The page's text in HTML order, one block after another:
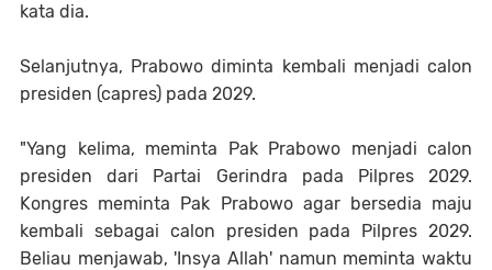
kata dia.
Selanjutnya, Prabowo diminta kembali menjadi calon
presiden (capres) pada 2029.
"Yang kelima, meminta Pak Prabowo menjadi calon
presiden dari Partai Gerindra pada Pilpres 2029.
Kongres meminta Pak Prabowo agar bersedia maju
kembali sebagai calon presiden pada Pilpres 2029.
Beliau menjawab, 'Insya Allah' namun meminta waktu